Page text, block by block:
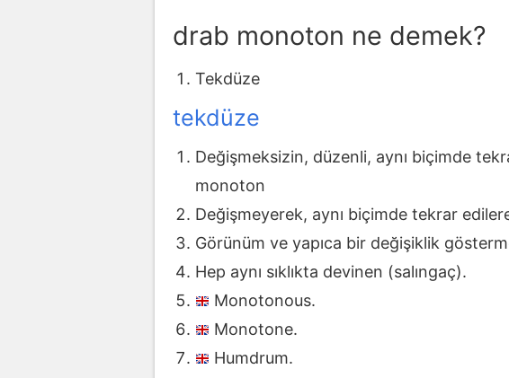
drab monoton ne demek?
Tekdüze
tekdüze
Değişmeksizin, düzenli, aynı biçimde
monoton
Değişmeyerek, aynı biçimde tekrar
Görünüm ve yapıca bir değişiklik
Hep aynı sıklıkta devinen (salıngaç).
Monotonous.
Monotone.
Humdrum.